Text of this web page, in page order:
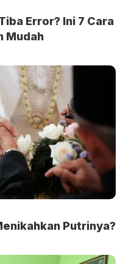
Error? Ini 7 Cara
Mudah
Putrinya?